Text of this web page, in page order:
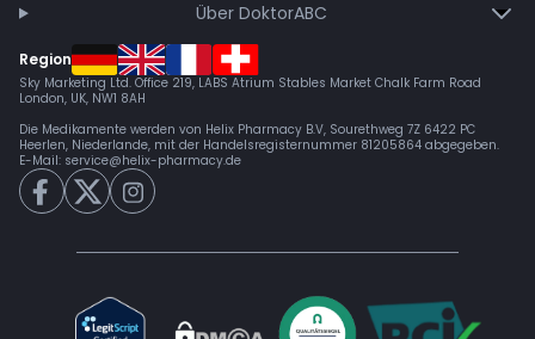
Über DoktorABC
Region
Sky Marketing Ltd. Office 219, LABS Atrium Stables Market Chalk Farm Road
London, UK, NW1 8AH
Die Medikamente werden von Helix Pharmacy B.V, Sourethweg 7Z 6422 PC
Heerlen, Niederlande, mit der Handelsregisternummer 81205864 abgegeben.
E-Mail: service@helix-pharmacy.de